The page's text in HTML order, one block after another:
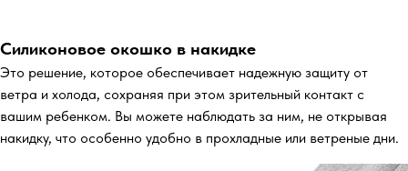
Силиконовое окошко в накидке
Это решение, которое обеспечивает надежную защиту от
ветра и холода, сохраняя при этом зрительный контакт с
вашим ребенком. Вы можете наблюдать за ним, не открывая
накидку, что особенно удобно в прохладные или ветреные дни.